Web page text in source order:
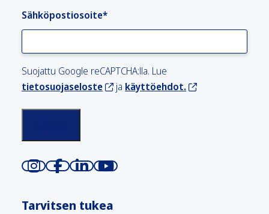
Sähköpostiosoite*
Suojattu Google reCAPTCHA:lla. Lue
tietosuojaseloste
ja käyttöehdot.
Tarvitsen tukea